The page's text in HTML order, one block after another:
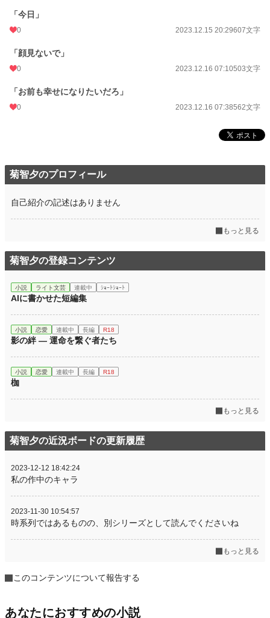
「今日」
0 2023.12.15 20:29607文字
「顔見ないで」
0 2023.12.16 07:10503文字
「お前も幸せになりたいだろ」
0 2023.12.16 07:38562文字
菊智夕のプロフィール
自己紹介の記述はありません
もっと見る
菊智夕の登録コンテンツ
小説 ライト文芸 連載中 ｼｮｰﾄｼｮｰﾄ
AIに書かせた短編集
小説 恋愛 連載中 長編 R18
影の絆 ― 運命を繋ぐ者たち
小説 恋愛 連載中 長編 R18
枷
もっと見る
菊智夕の近況ボードの更新履歴
2023-12-12 18:42:24
私の作中のキャラ
2023-11-30 10:54:57
時系列ではあるものの、別シリーズとして読んでくださいね
もっと見る
このコンテンツについて報告する
あなたにおすすめの小説